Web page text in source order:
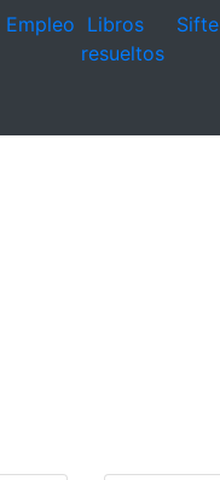
Empleo Libros
resueltos
Sifte